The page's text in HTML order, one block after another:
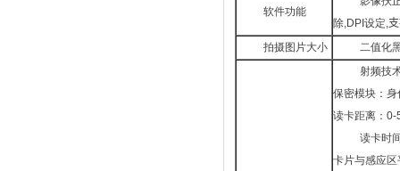
软件功能
除,DPI设定,
拍摄图片大小
二值化
射频技
保密模块：
读卡距离：0-
读卡时
卡片与感应